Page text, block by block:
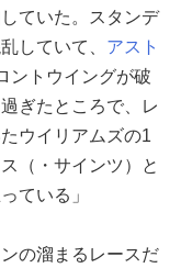
ていた。スタンデ
していて、 アスト
ントウイングが破
ぎたところで、レ
ウイリアムズの1
（・サインツ）と
ている」
の溜まるレースだ